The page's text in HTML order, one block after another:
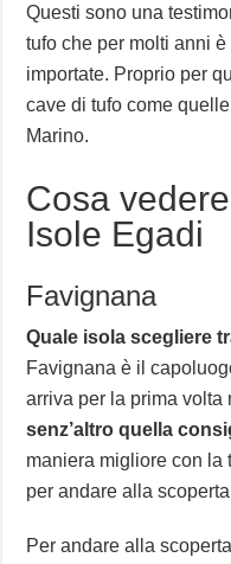
Questi sono una
tufo che per molti anni
importate. Proprio per
cave di tufo come
Marino.
Cosa
Isole Egadi
Favignana
Quale isola scegliere
Favignana è il
arriva per la prima volta
senz’altro quella
maniera migliore con la
per andare alla
Per andare alla